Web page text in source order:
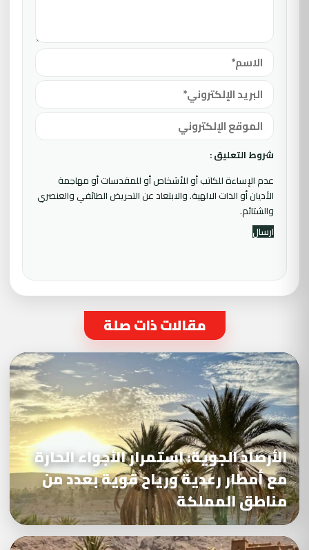
شروط التعليق :
عدم الإساءة للكاتب أو للأشخاص أو للمقدسات أو مهاجمة
الأديان أو الذات الالهية. والابتعاد عن التحريض الطائفي والعنصري
والشتائم.
مقالات ذات صلة
الأرصاد الجوية: استمرار الأجواء الحارة
مع أمطار رعدية ورياح قوية بعدد من
مناطق المملكة